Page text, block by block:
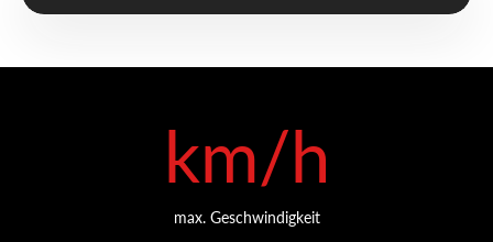
km/h
max. Geschwindigkeit